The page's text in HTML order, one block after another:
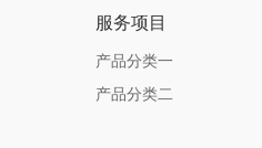
服务项目
产品分类一
产品分类二